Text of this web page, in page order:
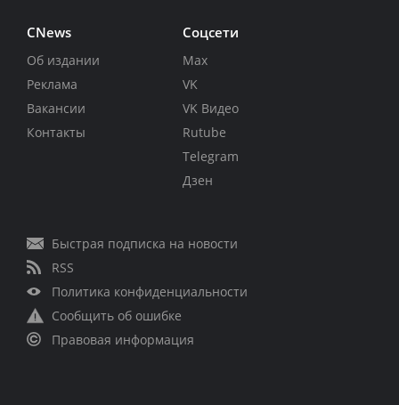
CNews
Об издании
Реклама
Вакансии
Контакты
Соцсети
Max
VK
VK Видео
Rutube
Telegram
Дзен
Быстрая подписка на новости
RSS
Политика конфиденциальности
Сообщить об ошибке
Правовая информация